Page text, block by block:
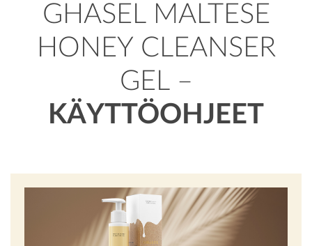
GHASEL MALTESE
HONEY CLEANSER
GEL–
KÄYTTÖOHJEET